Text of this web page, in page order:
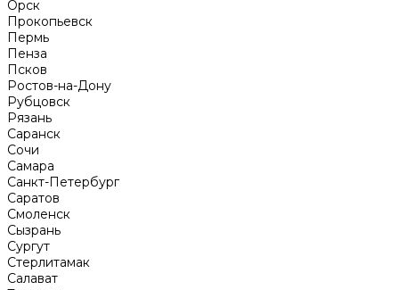
Орск
Прокопьевск
Пермь
Пенза
Псков
Ростов-на-Дону
Рубцовск
Рязань
Саранск
Сочи
Самара
Санкт-Петербург
Саратов
Смоленск
Сызрань
Сургут
Стерлитамак
Салават